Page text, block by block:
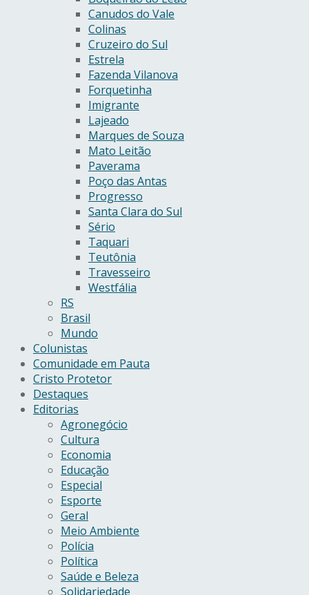
Canudos do Vale
Colinas
Cruzeiro do Sul
Estrela
Fazenda Vilanova
Forquetinha
Imigrante
Lajeado
Marques de Souza
Mato Leitão
Paverama
Poço das Antas
Progresso
Santa Clara do Sul
Sério
Taquari
Teutônia
Travesseiro
Westfália
RS
Brasil
Mundo
Colunistas
Comunidade em Pauta
Cristo Protetor
Destaques
Editorias
Agronegócio
Cultura
Economia
Educação
Especial
Esporte
Geral
Meio Ambiente
Polícia
Política
Saúde e Beleza
Solidariedade